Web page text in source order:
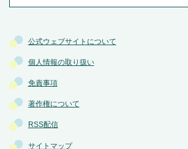
公式ウェブサイトについて
個人情報の取り扱い
免責事項
著作権について
RSS配信
サイトマップ